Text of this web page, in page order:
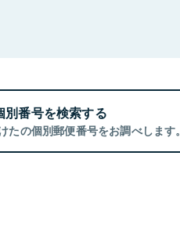
別番号を検索する
たの個別郵便番号をお調べします。